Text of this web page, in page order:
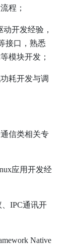
程；
开发经验，
接口，熟悉
模块开发；
耗开发与调
信类相关专
应用开发经
IPC通讯开
Native